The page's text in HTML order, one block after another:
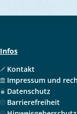
Infos
Kontakt
Impressum und
Datenschutz
Barrierefreiheit